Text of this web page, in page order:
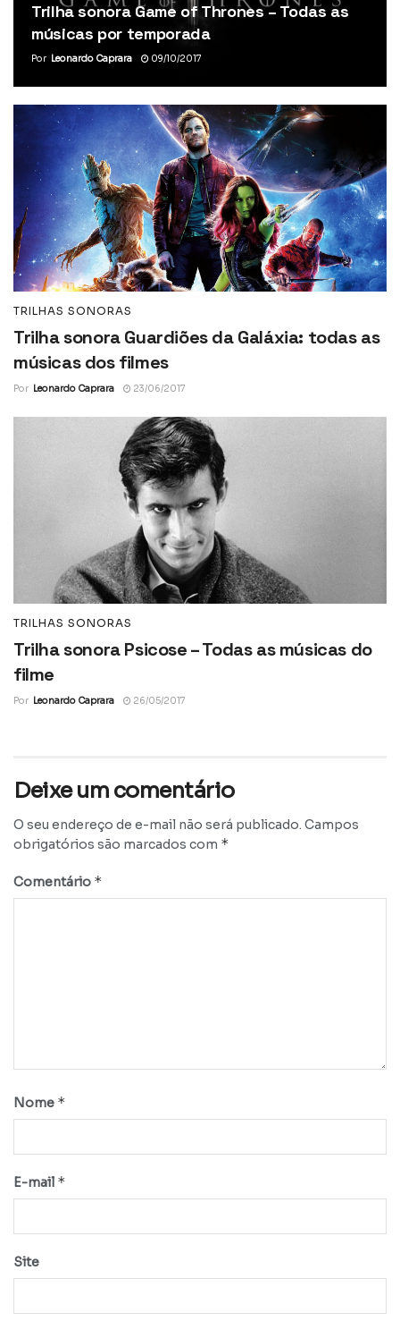
Trilha sonora Game of Thrones – Todas as
músicas por temporada
Por Leonardo Caprara 09/10/2017
TRILHAS SONORAS
Trilha sonora Guardiões da Galáxia: todas as
músicas dos filmes
Por Leonardo Caprara 23/06/2017
TRILHAS SONORAS
Trilha sonora Psicose – Todas as músicas do
filme
Por Leonardo Caprara 26/05/2017
Deixe um comentário
O seu endereço de e-mail não será publicado. Campos
obrigatórios são marcados com *
Comentário *
Nome *
E-mail *
Site